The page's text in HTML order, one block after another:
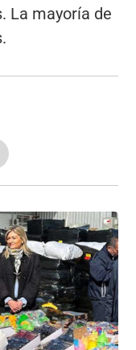
La mayoría de
o
m
p
ar
tir